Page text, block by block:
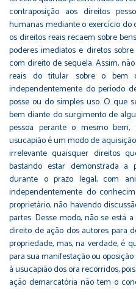
contraposição aos direitos
humanas mediante o exercício
os direitos reais recaem sobre
poderes imediatos e diretos
com direito de sequela. Assim,
reais do titular sobre o bem
independentemente do período
posse ou do simples uso. O que
bem diante do surgimento de
pessoa perante o mesmo
usucapião é um modo de
irrelevante quaisquer direitos
bastando estar demonstrada a
durante o prazo legal, com
independentemente do
proprietário, não havendo
partes. Desse modo, não se está
direito de ação dos autores para
propriedade, mas, na verdade, é
para sua manifestação ou
à usucapião dos ora recorridos,
ação demarcatória não tem o